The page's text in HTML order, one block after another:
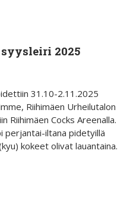
2025
31.10-2.11.2025
Riihimäen Urheilutalon
Riihimäen Cocks Areenalla.
perjantai-iltana pidetyillä
kokeet olivat lauantaina.